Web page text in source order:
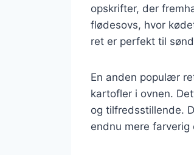
opskrifter, der
flødesovs, hvor
ret er perfekt til
En anden populær
kartofler i ovnen.
og tilfredsstillende.
endnu mere farverig